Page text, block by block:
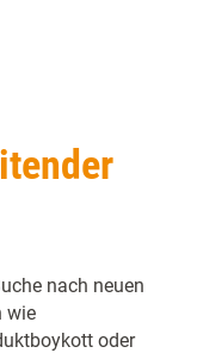
nach neuen
wie
oder